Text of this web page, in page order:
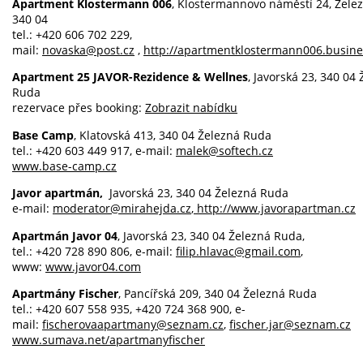
Apartment Klostermann 006, Klostermannovo náměstí 24,
340 04
tel.: +420 606 702 229,
mail: novaska@post.cz , http://
Apartment 25 JAVOR-Rezidence & Wellnes, Javorská 23, 340 04
Ruda
rezervace přes booking: Zobrazit nabídku
Base Camp, Klatovská 413, 340 04 Železná Ruda
tel.: +420 603 449 917, e-mail: malek@softech.cz
www.base-camp.cz
Javor apartmán, Javorská 23, 340 04 Železná Ruda
e-mail: moderator@mirahejda.cz, http://www.javorapartman.cz
Apartmán Javor 04, Javorská 23, 340 04 Železná Ruda,
tel.: +420 728 890 806, e-mail: filip.hlavac@gmail.com,
www: www.javor04.com
Apartmány Fischer, Pancířská 209, 340 04 Železná Ruda
tel.: +420 607 558 935, +420 724 368 900, e-
mail: fischerovaapartmany@seznam.cz, fischer.jar@seznam.cz
www.sumava.net/apartmanyfischer